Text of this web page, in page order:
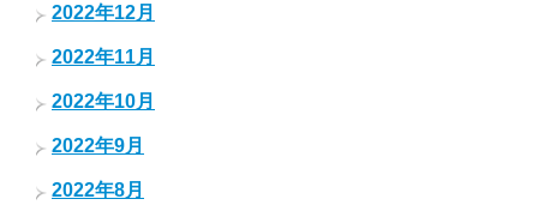
2022年12月
2022年11月
2022年10月
2022年9月
2022年8月